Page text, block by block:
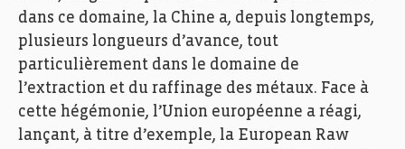
dans ce domaine, la Chine a, depuis longtemps,
plusieurs longueurs d’avance, tout
particulièrement dans le domaine de
l’extraction et du raffinage des métaux. Face à
cette hégémonie, l’Union européenne a réagi,
lançant, à titre d’exemple, la European Raw